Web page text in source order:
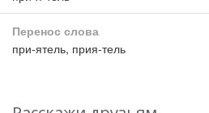
Перенос слова
при-ятель, прия-тель